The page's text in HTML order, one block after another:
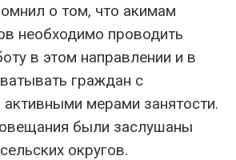
о том, что акимам
необходимо проводить
в этом направлении и в
граждан с
мерами занятости.
были заслушаны
округов.